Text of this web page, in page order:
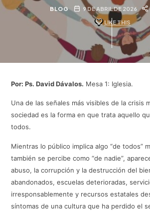
BLOG 9 DE ABRIL DE 2026
LIKE THIS
Por: Ps. David Dávalos. Mesa 1: Iglesia.
Una de las señales más visibles de la crisis
sociedad es la forma en que trata aquello
todos.
Mientras lo público implica algo “de todos”
también se percibe como “de nadie”,
abuso, la corrupción y la destrucción del
abandonados, escuelas deterioradas,
irresponsablemente y recursos estatales
síntomas de una cultura que ha perdido el